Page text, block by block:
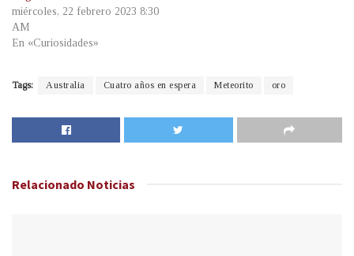
miércoles, 22 febrero 2023 8:30
AM
En «Curiosidades»
Tags: Australia Cuatro años en espera Meteorito oro
Relacionado Noticias